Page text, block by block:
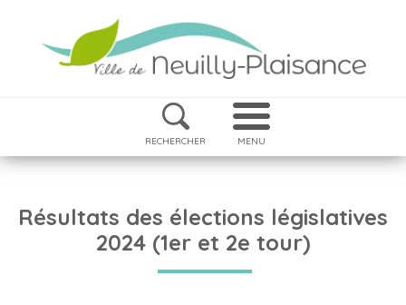
RECHERCHER MENU
Résultats des élections législatives
2024 (1er et 2e tour)